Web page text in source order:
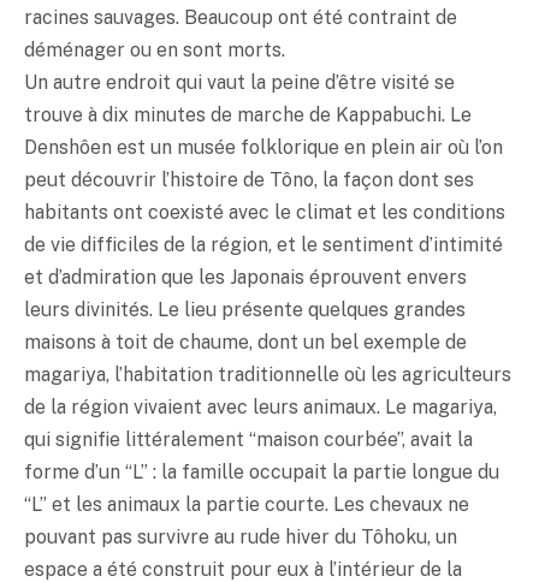
racines sauvages. Beaucoup ont été contraint de
déménager ou en sont morts.
Un autre endroit qui vaut la peine d’être visité se
trouve à dix minutes de marche de Kappabuchi. Le
Denshôen est un musée folklorique en plein air où l’on
peut découvrir l’histoire de Tôno, la façon dont ses
habitants ont coexisté avec le climat et les conditions
de vie difficiles de la région, et le sentiment d’intimité
et d’admiration que les Japonais éprouvent envers
leurs divinités. Le lieu présente quelques grandes
maisons à toit de chaume, dont un bel exemple de
magariya, l’habitation traditionnelle où les agriculteurs
de la région vivaient avec leurs animaux. Le magariya,
qui signifie littéralement “maison courbée”, avait la
forme d’un “L” : la famille occupait la partie longue du
“L” et les animaux la partie courte. Les chevaux ne
pouvant pas survivre au rude hiver du Tôhoku, un
espace a été construit pour eux à l’intérieur de la